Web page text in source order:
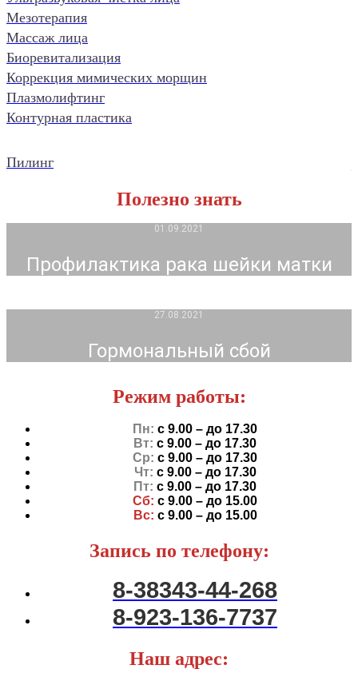
Мезотерапия
Массаж лица
Биоревитализация
Коррекция мимических морщин
Плазмолифтинг
Контурная пластика
Пилинг
Полезно знать
01.09.2021
Профилактика рака шейки матки
27.08.2021
Гормональный сбой
Режим работы:
Пн: с 9.00 – до 17.30
Вт: с 9.00 – до 17.30
Ср: с 9.00 – до 17.30
Чт: с 9.00 – до 17.30
Пт: с 9.00 – до 17.30
Сб: с 9.00 – до 15.00
Вс: с 9.00 – до 15.00
Запись по телефону:
8-38343-44-268
8-923-136-7737
Наш адрес: